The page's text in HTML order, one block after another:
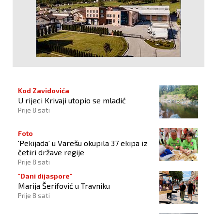
Kod Zavidovića
U rijeci Krivaji utopio se mladić
Prije 8 sati
Foto
'Pekijada' u Varešu okupila 37 ekipa iz
četiri države regije
Prije 8 sati
"Dani dijaspore"
Marija Šerifović u Travniku
Prije 8 sati